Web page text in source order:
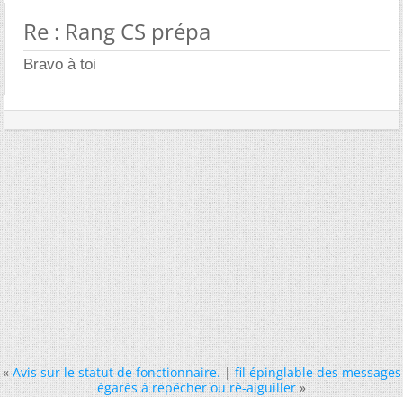
Re : Rang CS prépa
Bravo à toi
« Avis sur le statut de fonctionnaire.|fil épinglable des messages
égarés à repêcher ou ré-aiguiller »